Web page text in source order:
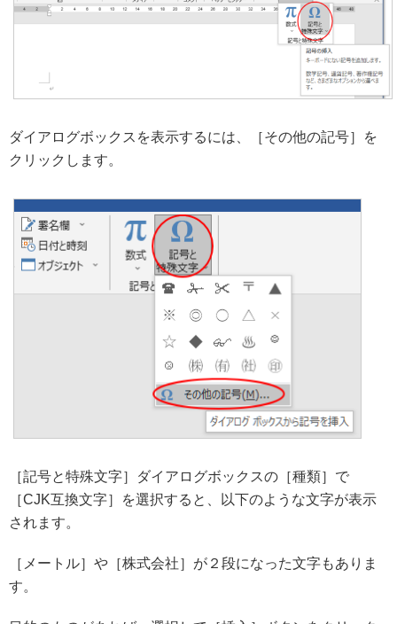
ダイアログボックスを表示するには、［その他の記号］を
クリックします。
［記号と特殊文字］ダイアログボックスの［種類］で
［CJK互換文字］を選択すると、以下のような文字が表示
されます。
［メートル］や［株式会社］が２段になった文字もありま
す。